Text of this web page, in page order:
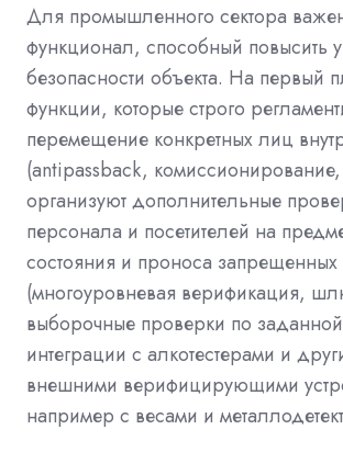
Для промышленного сектора
функционал, способный повысить
безопасности объекта. На первый
функции, которые строго
перемещение конкретных лиц
(antipassback,
организуют дополнительные
персонала и посетителей на
состояния и проноса запрещенных
(многоуровневая верификация,
выборочные проверки по
интеграции с алкотестерами и
внешними верифицирующими
например с весами и